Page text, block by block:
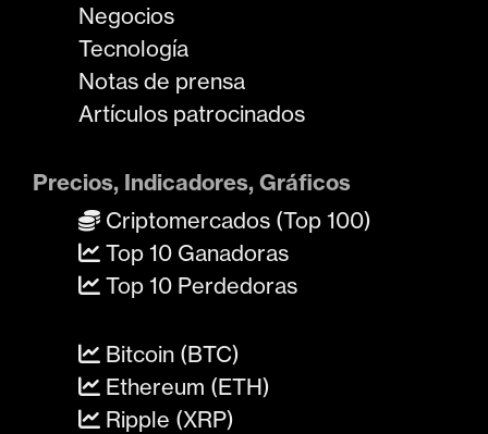
Negocios
Tecnología
Notas de prensa
Artículos patrocinados
Precios, Indicadores, Gráficos
Criptomercados (Top 100)
Top 10 Ganadoras
Top 10 Perdedoras
Bitcoin (BTC)
Ethereum (ETH)
Ripple (XRP)